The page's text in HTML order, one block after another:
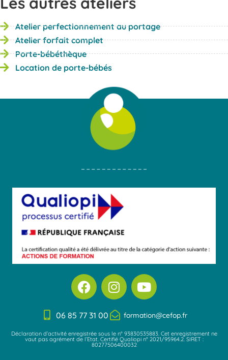
Atelier perfectionnement au portage
Atelier forfait complet
Porte-bébéthèque
Location de porte-bébés
F
a
e
b
o
I
n
t
a
g
Y
o
t
u
b
06 85 77 31 00 formation@cefop.fr
Déclaration d’activité enregistrée sous le n° 93830535883. Cet enregistrement ne
vaut pas agrément de l’Etat. Certifié Qualiopi n° 2021/95964.2. SIRET :
80277506400032